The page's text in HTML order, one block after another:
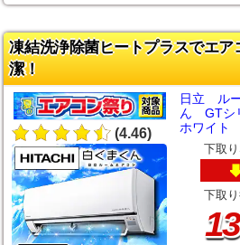
凍結洗浄除菌ヒートプラスでエア
潔！
(4.46)
日立 ル
ん GTシ
ホワイト
下取
下取